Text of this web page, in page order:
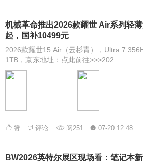
机械革命推出2026款耀世 Air系列轻
起，国补10499元
2026款耀世15 Air（云杉青），Ultra 7
1TB，京东地址：点此前往>>>202...
赞 评论 阅251 07-20 12:48
BW2026英特尔展区现场看：笔记本